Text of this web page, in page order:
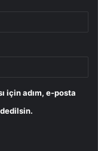
için adım, e-posta